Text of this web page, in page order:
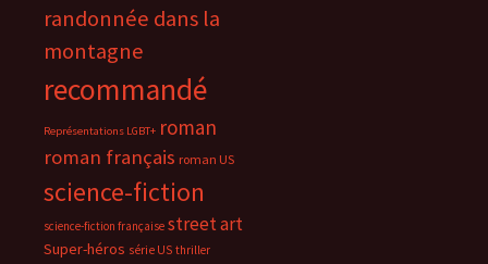
randonnée dans la
montagne
recommandé
Représentations LGBT+ roman
roman français roman US
science-fiction
science-fiction française street art
Super-héros série US thriller